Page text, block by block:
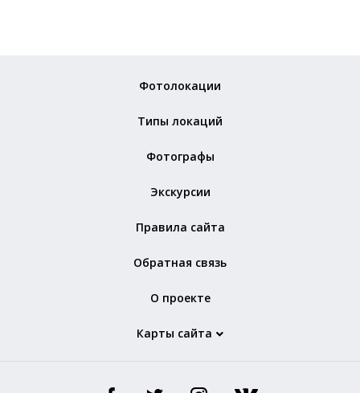
Фотолокации
Типы локаций
Фотографы
Экскурсии
Правила сайта
Обратная связь
О проекте
Карты сайта